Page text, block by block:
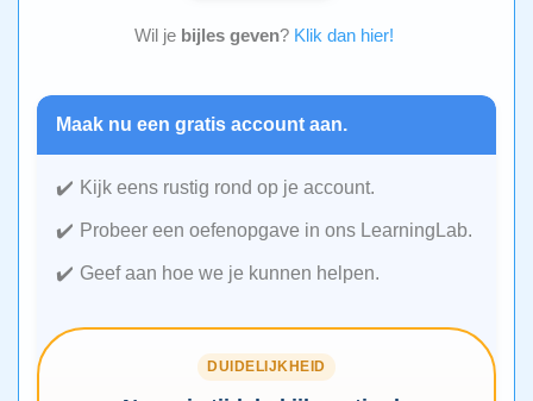
Wil je bijles geven? Klik dan hier!
Maak nu een gratis account aan.
Kijk eens rustig rond op je account.
Probeer een oefenopgave in ons LearningLab.
Geef aan hoe we je kunnen helpen.
DUIDELIJKHEID